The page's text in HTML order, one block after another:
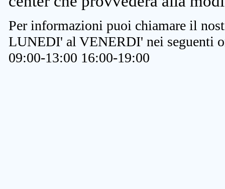
Per informazioni puoi chiamare il
LUNEDI' al VENERDI' nei seguenti
09:00-13:00 16:00-19:00